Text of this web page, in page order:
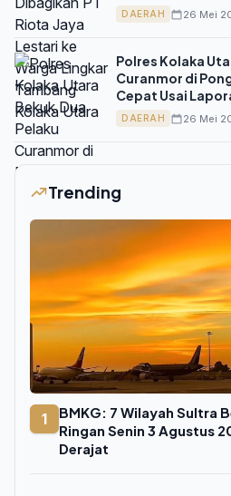
DAERAH 26 Mei
Polres Kolaka
Curanmor di
Cepat Usai
DAERAH 26 Mei
Trending
1
BMKG: 7 Wilayah Sultra
Ringan Senin 3 Agustus
Derajat